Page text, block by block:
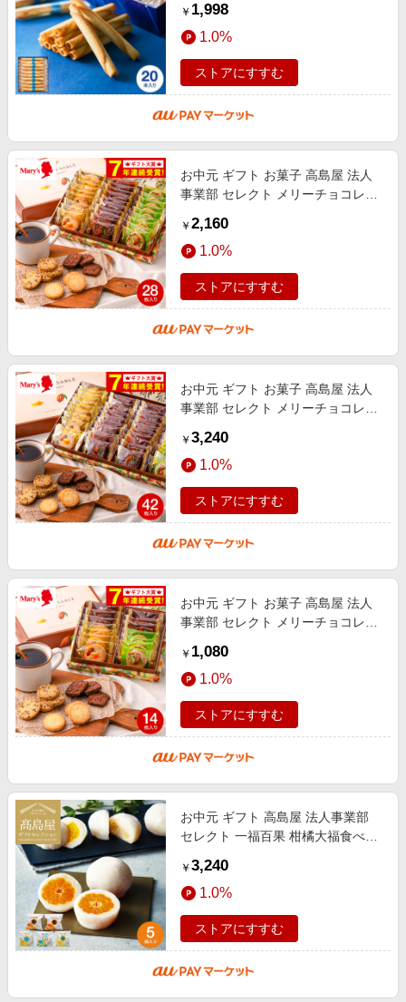
すめ 結婚内祝い 出産内祝い 結婚
￥ 1,998
1.0%
ストアにすすむ
お中元 ギフト お菓子 高島屋 法人
事業部 セレクト メリーチョコレー
CSA-N / ギフトセレクション 高級
焼
￥ 2,160
1.0%
ストアにすすむ
お中元 ギフト お菓子 高島屋 法人
事業部 セレクト メリーチョコレー
CSA-S / ギフトセレクション 高級
焼
￥ 3,240
1.0%
ストアにすすむ
お中元 ギフト お菓子 高島屋 法人
事業部 セレクト メリーチョコレー
CSA-I / ギフトセレクション 高級
焼
￥ 1,080
1.0%
ストアにすすむ
お中元 ギフト 高島屋 法人事業部
セレクト 一福百果 柑橘大福食べ比
無料 フルーツ みかん大福 レモ
￥ 3,240
1.0%
ストアにすすむ